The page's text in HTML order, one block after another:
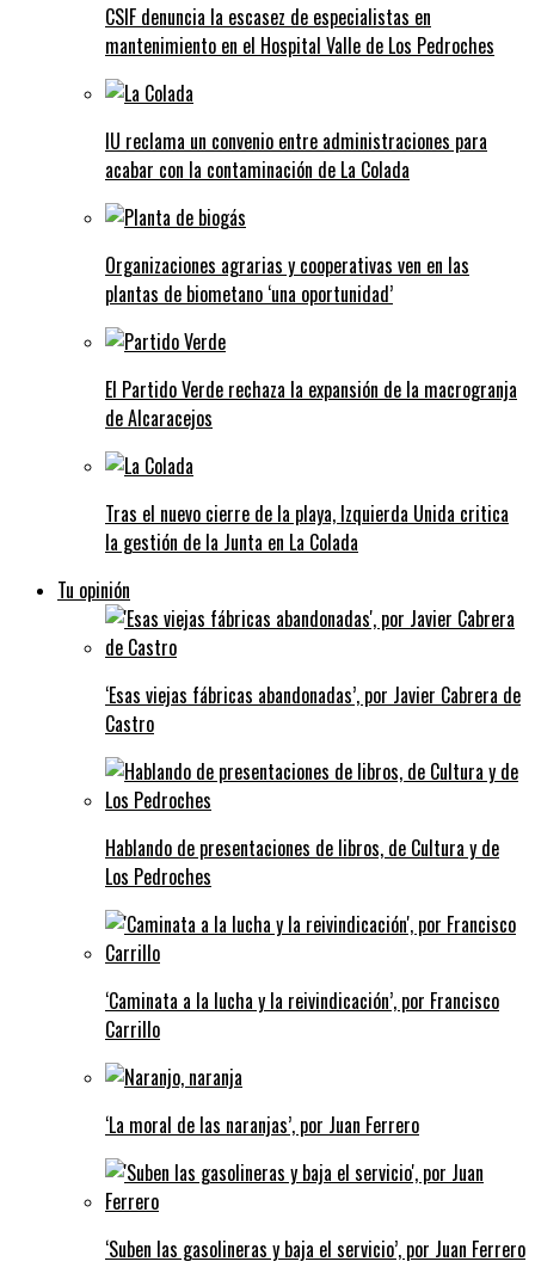
CSIF denuncia la escasez de especialistas en
mantenimiento en el Hospital Valle de Los Pedroches
IU reclama un convenio entre administraciones para
acabar con la contaminación de La Colada
Organizaciones agrarias y cooperativas ven en las
plantas de biometano ‘una oportunidad’
El Partido Verde rechaza la expansión de la macrogranja
de Alcaracejos
Tras el nuevo cierre de la playa, Izquierda Unida critica
la gestión de la Junta en La Colada
Tu opinión
‘Esas viejas fábricas abandonadas’, por Javier Cabrera de
Castro
Hablando de presentaciones de libros, de Cultura y de
Los Pedroches
‘Caminata a la lucha y la reivindicación’, por Francisco
Carrillo
‘La moral de las naranjas’, por Juan Ferrero
‘Suben las gasolineras y baja el servicio’, por Juan Ferrero